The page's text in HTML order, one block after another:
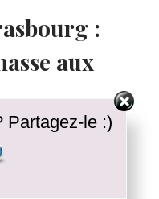
:
aux
La Casserole.
Kuster nous
Partagez-le :)